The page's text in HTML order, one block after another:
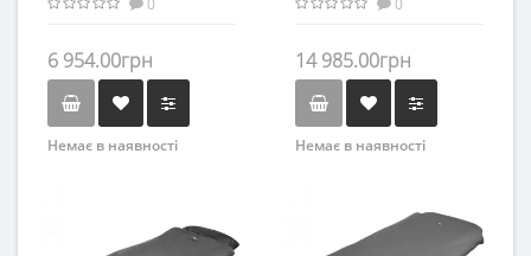
6 954.00грн
Немає в наявності
14 985.00грн
Немає в наявності